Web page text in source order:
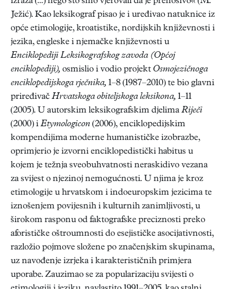
Ježić). Kao leksikograf pisao je i uređivao natuknice iz
opće etimologije, kroatistike, nordijskih književnosti i
jezika, engleske i njemačke književnosti u
Enciklopediji Leksikografskog zavoda (Općoj
enciklopediji), osmislio i vodio projekt Osmojezičnoga
enciklopedijskoga rječnika, 1–8 (1987–2010) te bio glavni
priređivač Hrvatskoga obiteljskoga leksikona, 1–11
(2005). U autorskim leksikografskim djelima Riječi
(2000) i Etymologicon (2006), enciklopedijskim
kompendijima moderne humanističke izobrazbe,
oprimjerio je izvorni enciklopedistički habitus u
kojem je težnja sveobuhvatnosti neraskidivo vezana
za svijest o njezinoj nemogućnosti. U njima je kroz
etimologije u hrvatskom i indoeuropskim jezicima te
iznošenjem povijesnih i kulturnih zanimljivosti, u
širokom rasponu od faktografske preciznosti preko
aforističke oštroumnosti do esejističke asocijativnosti,
razložio pojmove složene po značenjskim skupinama,
uz navođenje izrjeka i karakterističnih primjera
uporabe. Zauzimao se za popularizaciju svijesti o